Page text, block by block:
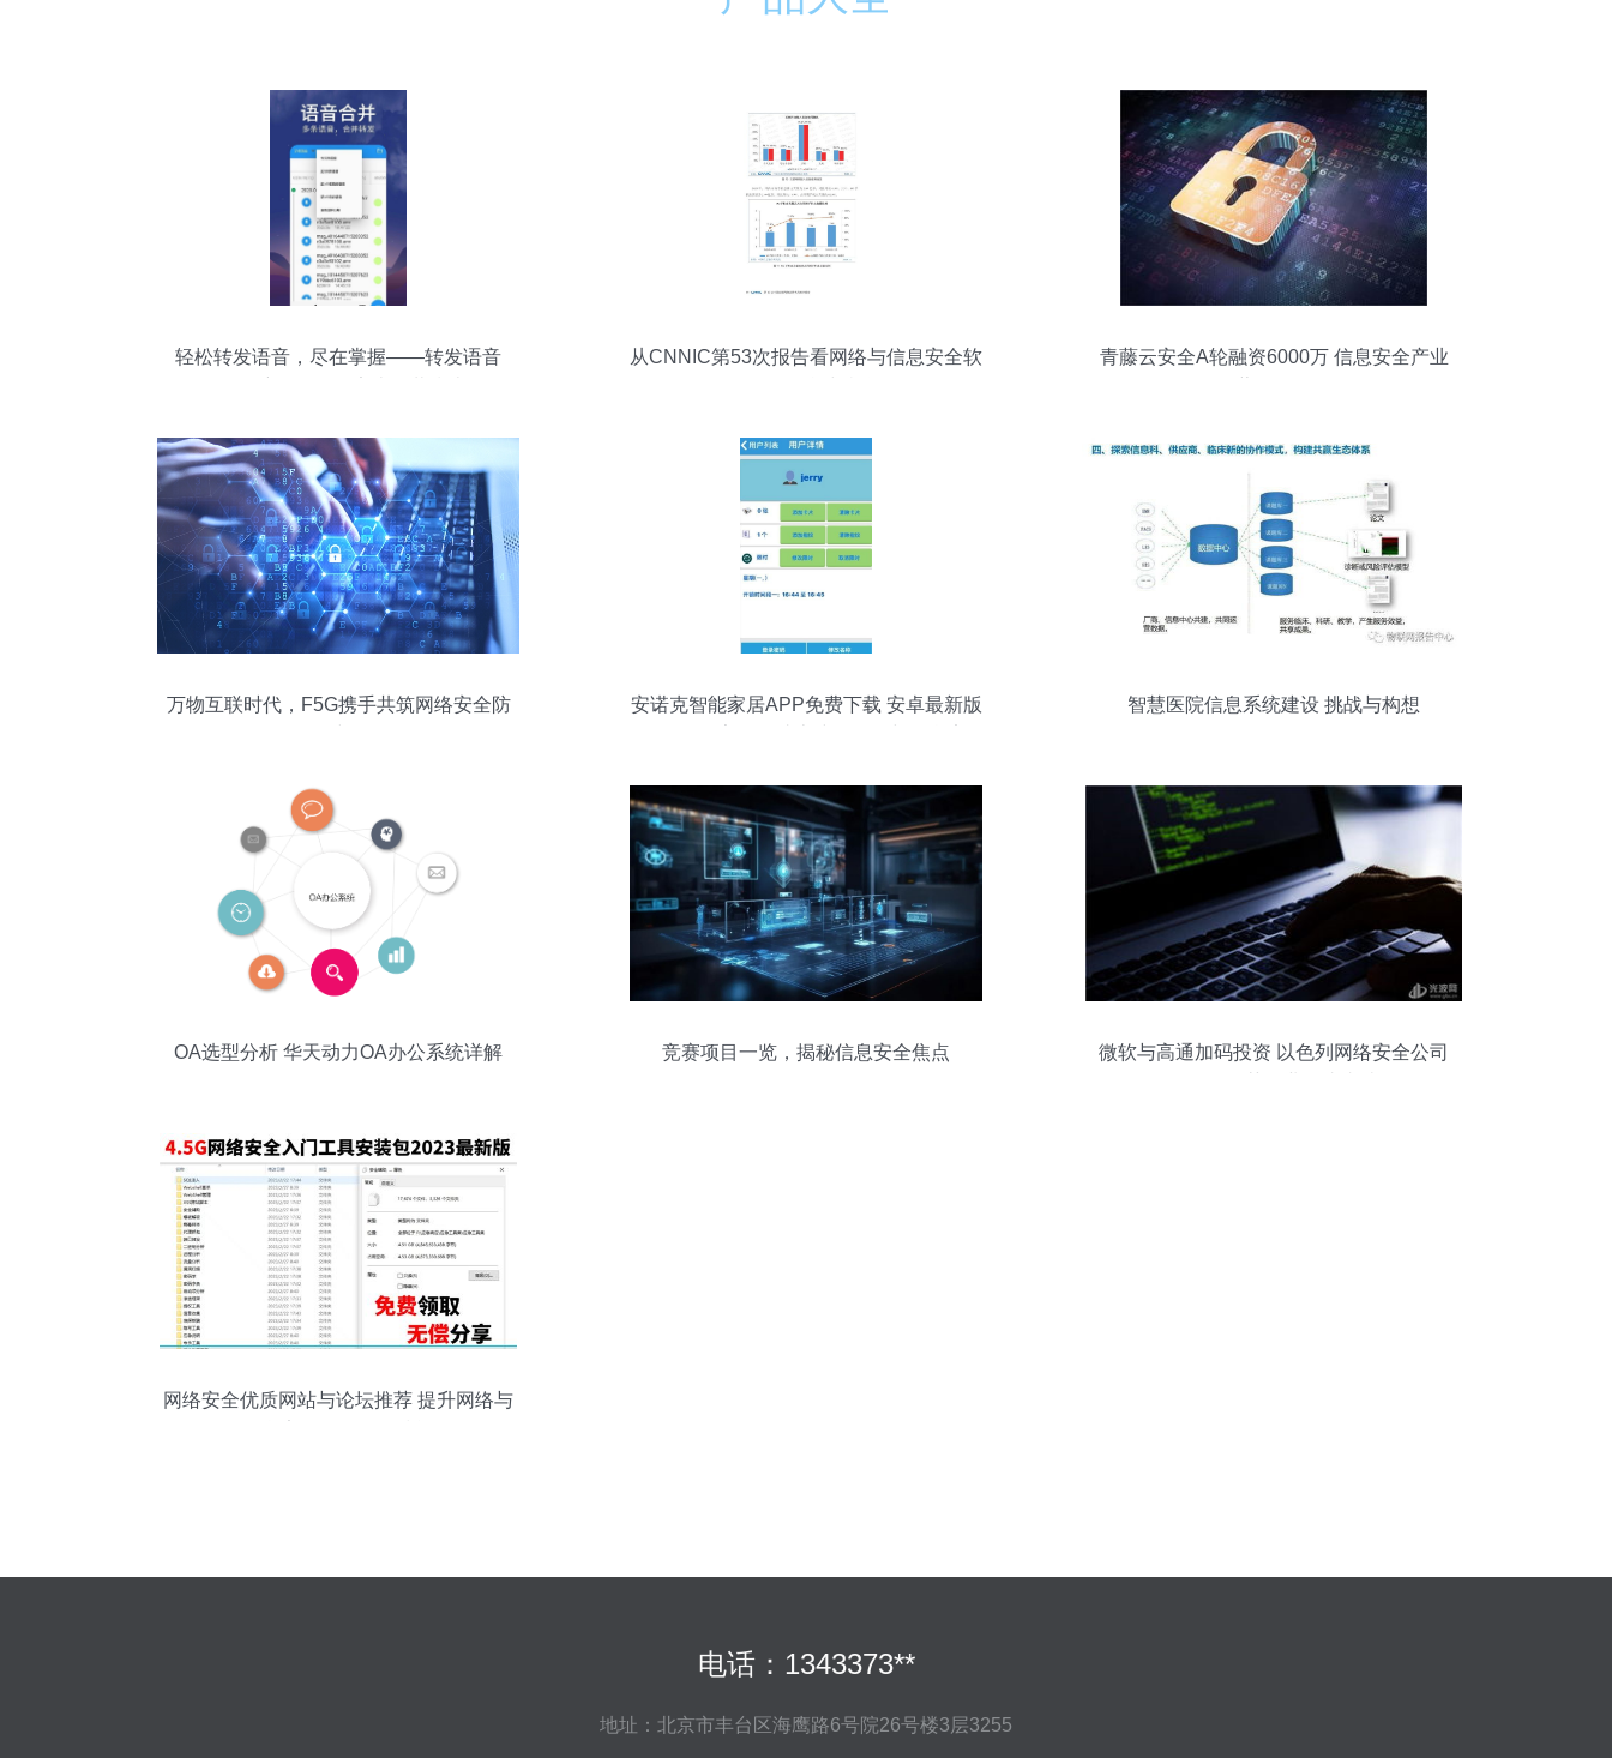
轻松转发语音，尽在掌握——转发语音
从CNNIC第53次报告看网络与信息安全软
青藤云安全A轮融资6000万 信息安全产业
万物互联时代，F5G携手共筑网络安全防
安诺克智能家居APP免费下载 安卓最新版
智慧医院信息系统建设 挑战与构想
OA选型分析 华天动力OA办公系统详解 竞赛项目一览，揭秘信息安全焦点
微软与高通加码投资 以色列网络安全公司
网络安全优质网站与论坛推荐 提升网络与
电话：1343373**
地址：北京市丰台区海鹰路6号院26号楼3层3255